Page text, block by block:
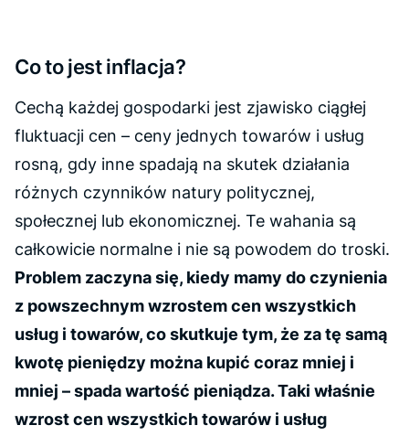
Co to jest inflacja?
Cechą każdej gospodarki jest zjawisko ciągłej
fluktuacji cen – ceny jednych towarów i usług
rosną, gdy inne spadają na skutek działania
różnych czynników natury politycznej,
społecznej lub ekonomicznej. Te wahania są
całkowicie normalne i nie są powodem do troski.
Problem zaczyna się, kiedy mamy do czynienia
z powszechnym wzrostem cen wszystkich
usług i towarów, co skutkuje tym, że za tę samą
kwotę pieniędzy można kupić coraz mniej i
mniej – spada wartość pieniądza. Taki właśnie
wzrost cen wszystkich towarów i usług